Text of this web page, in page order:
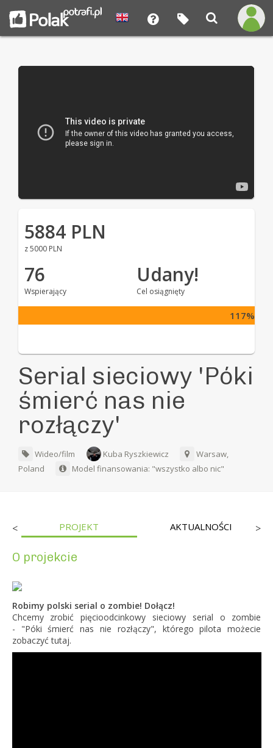
5884 PLN
z 5000 PLN
76
Wspierający
Udany!
Cel osiągnięty
117%
Serial sieciowy 'Póki
śmierć nas nie
rozłączy'
Wideo/film Kuba Ryszkiewicz
Warsaw,
Poland
Model finansowania: "wszystko albo nic"
< PROJEKT AKTUALNOŚCI >
O projekcie
Robimy polski serial o zombie! Dołącz!
Chcemy zrobić pięcioodcinkowy sieciowy serial o zombie
- "Póki śmierć nas nie rozłączy", którego pilota możecie
zobaczyć tutaj.